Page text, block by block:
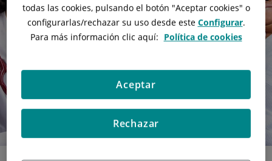
todas las cookies, pulsando el botón "Aceptar cookies" o
configurarlas/rechazarsu uso desde este Configurar.
Para más información clic aquí: Política de cookies
Rechazar
Aceptar